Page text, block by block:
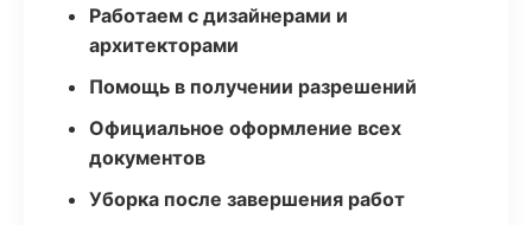
Работаем с дизайнерами и
архитекторами
Помощь в получении разрешений
Официальное оформление всех
документов
Уборка после завершения работ